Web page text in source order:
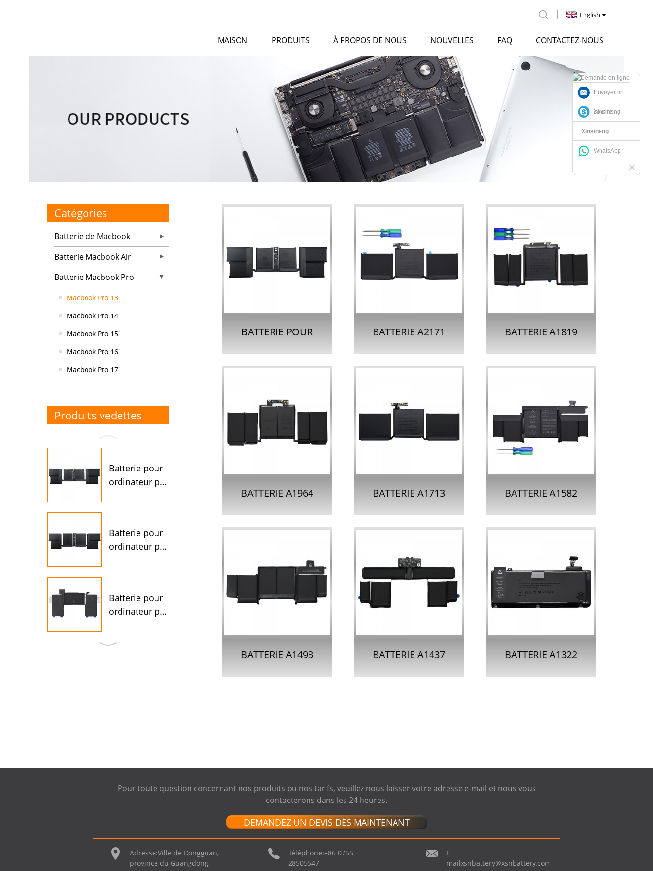
MAISON PRODUITS À PROPOS DE NOUS NOUVELLES FAQ CONTACTEZ-NOUS
English
Catégories
Batterie de Macbook
Batterie Macbook Air
Batterie Macbook Pro
Macbook Pro 13″
Macbook Pro 14″
Macbook Pro 15″
Macbook Pro 16″
Macbook Pro 17″
Produits vedettes
Batterie pour
ordinateur por
Batterie pour
ordinateur por
Batterie pour
ordinateur por
our Ap...
BATTERIE POUR
ORDINATEUR
PORTABLE A2977
POUR APPLE
MACBOOK PRO 13
POUCES...
BATTERIE A2171
POUR APPLE
MACBOOK PRO
BATTERIE A1819
POUR APPLE
MACBOOK PRO
RETINA 13 POUCES...
BATTERIE A1964
POUR APPLE
MACBOOK PRO
BATTERIE A1713
POUR APPLE
MACBOOK PRO
RETINA 13 I...
BATTERIE A1582
POUR APPLE
MACBOOK PRO
RETINA 13 I...
BATTERIE A1493
RETINA 13 POUCES...
BATTERIE A1437
RETINA 13 POUCES...
BATTERIE A1322
UNIBODY 13
Pour toute question concernant nos produits ou nos tarifs, veuillez nous laisser votre adresse e-mail et nous vous
contacterons dans les 24 heures.
DEMANDEZ UN DEVIS DÈS MAINTENANT
Adresse:Ville de Dongguan,
province du Guangdong,
Téléphone:+86 0755-
28505547
E-
mailxsnbattery@xsnbattery.com
Envoyer un
courriel
Xinsineng
Xinsineng
WhatsApp